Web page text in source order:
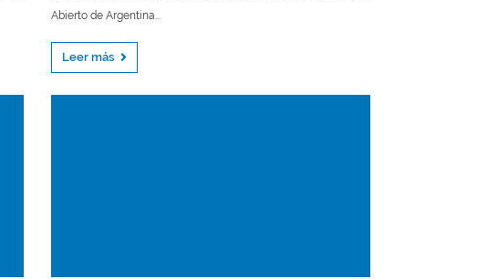
Abierto de Argentina...
Leer más